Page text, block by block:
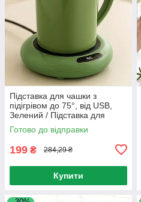
Підставка для чашки з
підігрівом до 75°, від USB,
Зелений / Підставка для
підігріву чашки / Підігрівач
чашок
Готово до відправки
199 ₴ 284,29 ₴
Купити